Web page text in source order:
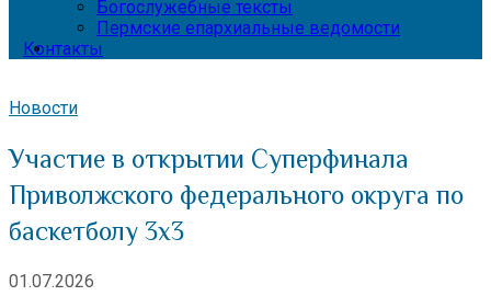
Богослужебные тексты
Пермские епархиальные ведомости
Контакты
Новости
Участие в открытии Суперфинала
Приволжского федерального округа по
баскетболу 3х3
01.07.2026